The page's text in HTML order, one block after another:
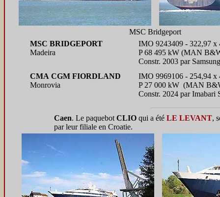
MSC Bridgeport
MSC BRIDGEPORT
Madeira
IMO 9243409 - 322,97 x
P 68 495 kW (MAN
Constr. 2003 par
CMA CGM FIORDLAND
Monrovia
IMO 9969106 - 254,94 x
P 27 000 kW (MAN
Constr. 2024 par Imabari
Caen. Le paquebot CLIO qui a été LE LEVANT,
par leur filiale en Croatie.